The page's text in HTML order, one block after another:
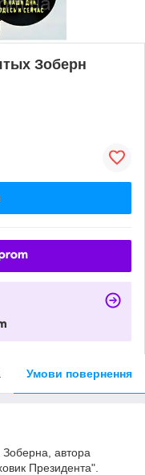
Зоберн
Умови повернення
автора
Президента".